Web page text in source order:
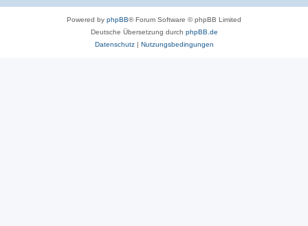
Powered by phpBB® Forum Software © phpBB Limited
Deutsche Übersetzung durch phpBB.de
Datenschutz| Nutzungsbedingungen